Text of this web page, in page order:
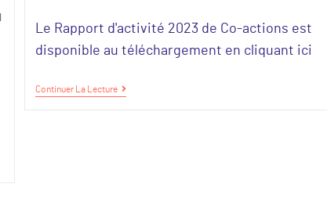
Le Rapport d'activité 2023 de Co-actions est
disponible au téléchargement en cliquant ici
Continuer La Lecture